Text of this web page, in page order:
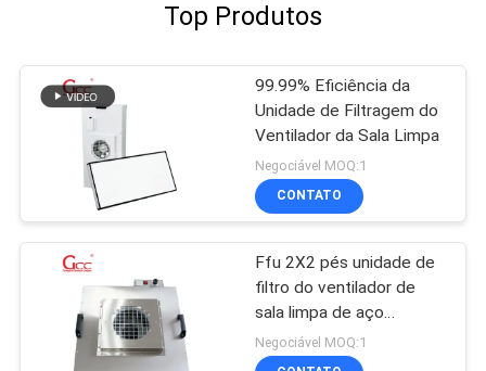
Top Produtos
99.99% Eficiência da
Unidade de Filtragem do
Ventilador da Sala Limpa
Negociável MOQ:1
CONTATO
Ffu 2X2 pés unidade de
filtro do ventilador de
sala limpa de aço
inoxidável
Negociável MOQ:1